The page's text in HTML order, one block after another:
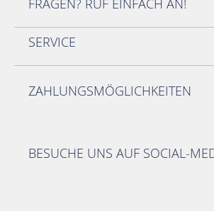
FRAGEN? RUF EINFACH AN!
SERVICE
ZAHLUNGSMÖGLICHKEITEN
BESUCHE UNS AUF SOCIAL-